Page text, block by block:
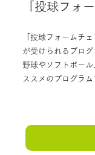
「投球フォ
「投球フォームチ
が受けられるプログ
野球やソフトボー
ススメのプログラム